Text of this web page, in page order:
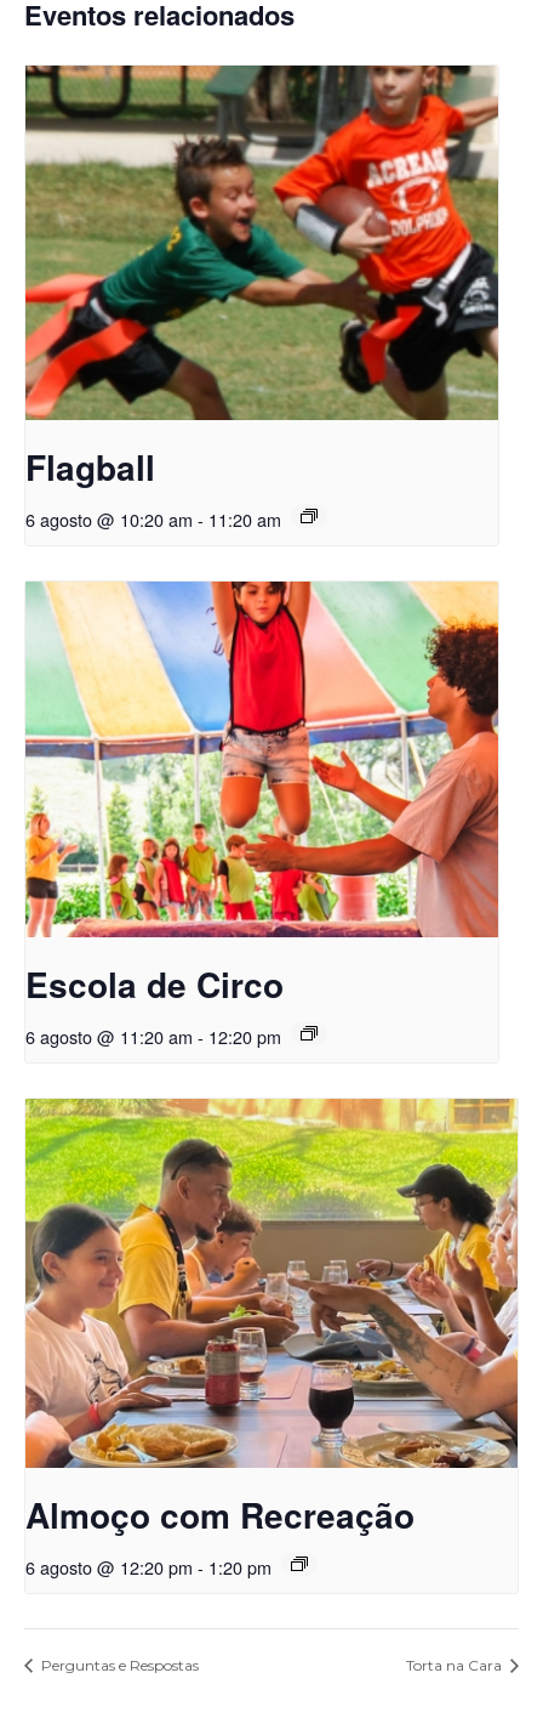
Eventos relacionados
Flagball
6 agosto @ 10:20 am - 11:20 am
Escola de Circo
6 agosto @ 11:20 am - 12:20 pm
Almoço com Recreação
6 agosto @ 12:20 pm - 1:20 pm
Perguntas e Respostas Torta na Cara